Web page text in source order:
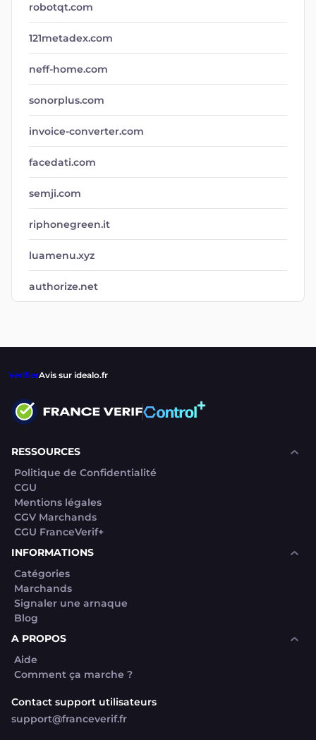
robotqt.com
121metadex.com
neff-home.com
sonorplus.com
invoice-converter.com
facedati.com
semji.com
riphonegreen.it
luamenu.xyz
authorize.net
VerifierAvis sur idealo.fr
RESSOURCES
Politique de Confidentialité
CGU
Mentions légales
CGV Marchands
CGU FranceVerif+
INFORMATIONS
Catégories
Marchands
Signaler une arnaque
Blog
A PROPOS
Aide
Comment ça marche ?
Contact support utilisateurs
support@franceverif.fr